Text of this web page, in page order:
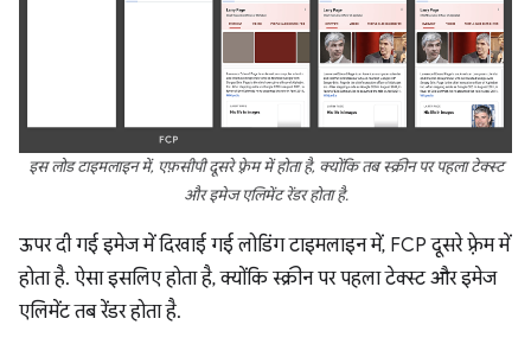
इस लोड टाइमलाइन में, एफ़सीपी दूसरे फ़्रेम में होता है, क्योंकि तब स्क्रीन पर पहला टेक्स्ट
और इमेज एलिमेंट रेंडर होता है.
ऊपर दी गई इमेज में दिखाई गई लोडिंग टाइमलाइन में, FCP दूसरे फ़्रेम में
होता है. ऐसा इसलिए होता है, क्योंकि स्क्रीन पर पहला टेक्स्ट और इमेज
एलिमेंट तब रेंडर होता है.